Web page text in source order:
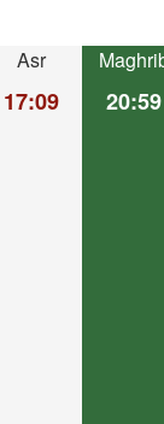
Asr
17:09 20:59